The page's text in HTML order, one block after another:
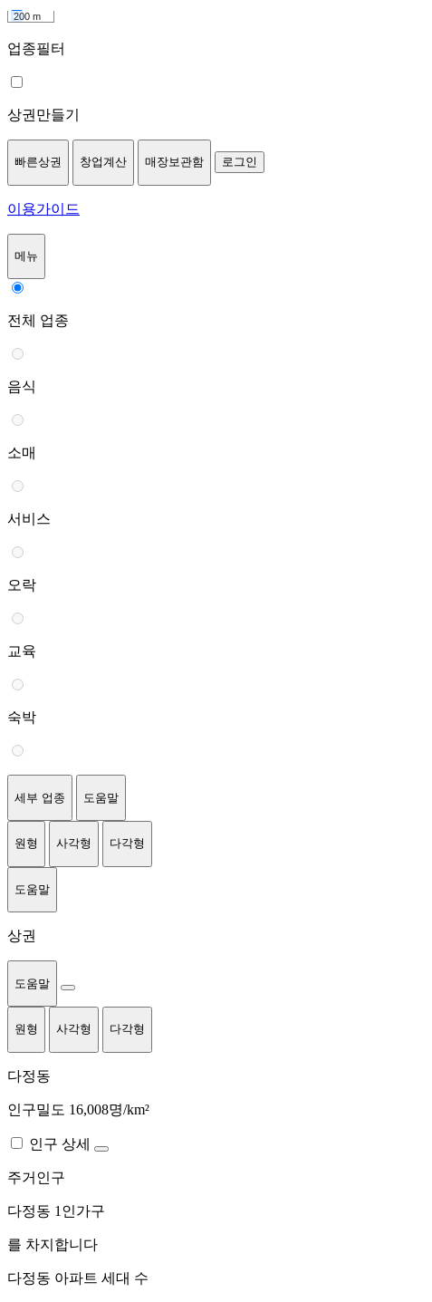
200 m
업종필터
상권만들기
빠른상권 창업계산 매장보관함 로그인
이용가이드
메뉴
전체 업종
음식
소매
서비스
오락
교육
숙박
세부 업종 도움말
원형 사각형 다각형
도움말
상권
도움말
원형 사각형 다각형
다정동
인구밀도 16,008명/km²
인구 상세
주거인구
다정동 1인가구
를 차지합니다
다정동 아파트 세대 수